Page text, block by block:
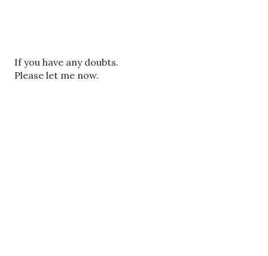
ए
क
If you have any doubts.
Please let me now.